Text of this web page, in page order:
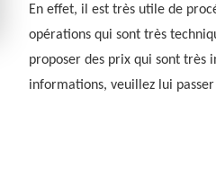
En effet, il est très utile de
opérations qui sont très
proposer des prix qui sont très
informations, veuillez lui